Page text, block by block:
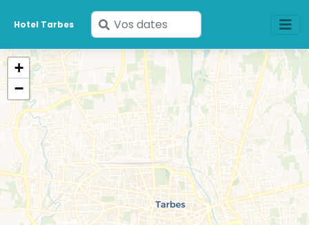
Hotel Tarbes
Saisissez
vos
dates
+
−